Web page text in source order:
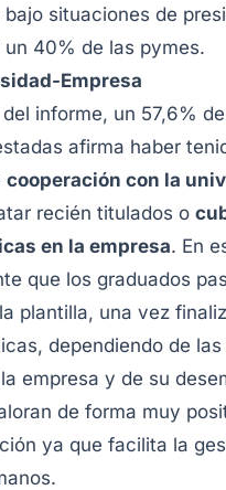
situaciones de
40% de las pymes.
Empresa
informe, un 57,6%
afirma haber
cooperación con la
recién titulados o
en la empresa. En
que los graduados
plantilla, una vez
dependiendo de las
empresa y de su
de forma muy
ya que facilita la